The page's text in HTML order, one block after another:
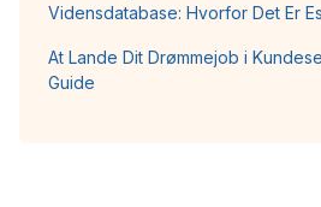
Vidensdatabase: Hvorfor Det Er
At Lande Dit Drømmejob i
Guide